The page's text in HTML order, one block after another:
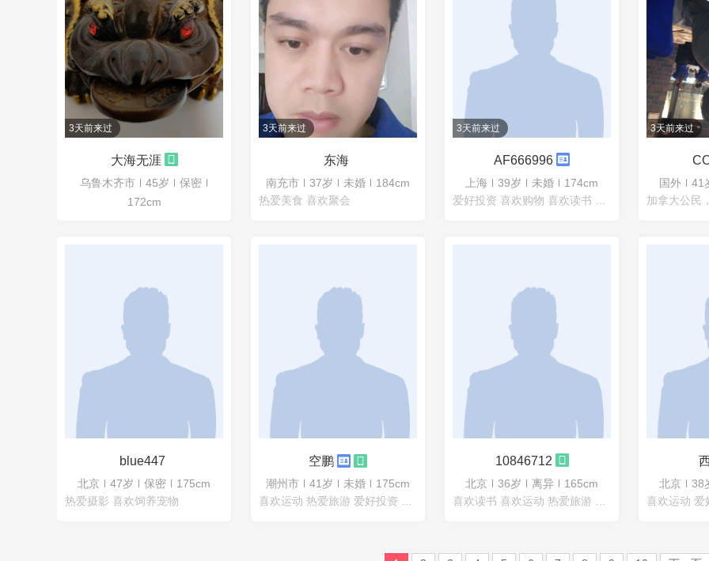
3天前来过
大海无涯
乌鲁木齐市 45岁
保密
172cm
3天前来过
东海
南充市 37岁 未婚
184cm
热爱美食 喜欢聚会
3天前来过
AF666996
上海 39岁 未婚
174cm
3天前来过
国外 41
blue447
北京 47岁 保密
175cm
热爱摄影 喜欢饲养宠物
空鹏
潮州市 41岁 未婚
175cm
10846712
北京 36岁 离异
165cm
北京
38
喜欢运动 爱